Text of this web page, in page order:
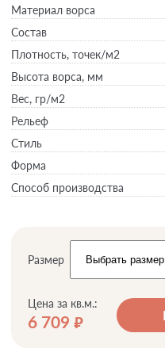
Материал ворса
Состав
Плотность, точек/м2
Высота ворса, мм
Вес, гр/м2
Рельеф
Стиль
Форма
Способ производства
Размер
Цена за кв.м.:
6 709 руб.